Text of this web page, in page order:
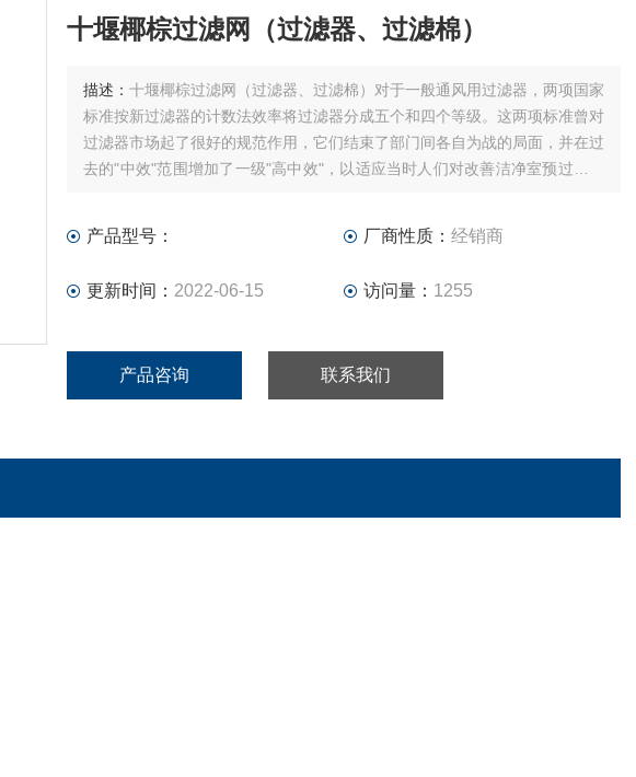
十堰椰棕过滤网（过滤器、过滤棉）
描述： 十堰椰棕过滤网（过滤器、过滤棉）对于一般通风用过滤器，两项国家
标准按新过滤器的计数法效率将过滤器分成五个和四个等级。这两项标准曾对
过滤器市场起了很好的规范作用，它们结束了部门间各自为战的局面，并在过
去的"中效"范围增加了一级"高中效"，以适应当时人们对改善洁净室预过滤器
产品型号： 厂商性质： 经销商
更新时间： 2022-06-15 访问量： 1255
产品咨询 联系我们